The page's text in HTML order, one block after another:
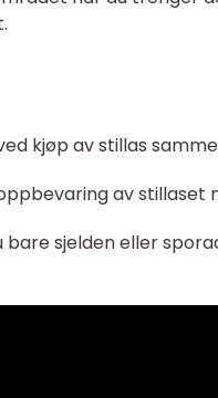
kjøp av stillas
av stillaset
sjelden eller